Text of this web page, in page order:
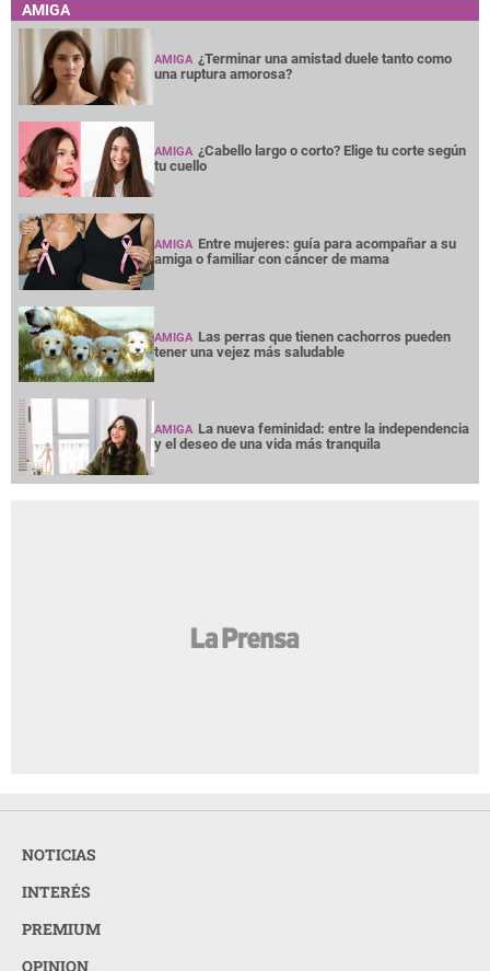
AMIGA
AMIGA ¿Terminar una amistad duele tanto como
una ruptura amorosa?
AMIGA ¿Cabello largo o corto? Elige tu corte según
tu cuello
AMIGA Entre mujeres: guía para acompañar a su
amiga o familiar con cáncer de mama
AMIGA Las perras que tienen cachorros pueden
tener una vejez más saludable
AMIGA La nueva feminidad: entre la independencia
y el deseo de una vida más tranquila
NOTICIAS
INTERÉS
PREMIUM
OPINION